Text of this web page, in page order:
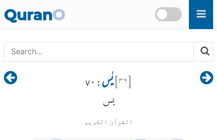
Skip to main content
QuranO
[۳۶]یٰس : ۷۰
يس
القرآن الكريم